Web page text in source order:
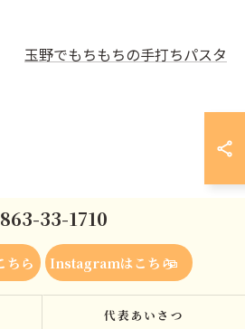
玉野でもちもちの手打ちパスタ
33-1710
ちら Instagramはこちら
代表あいさつ